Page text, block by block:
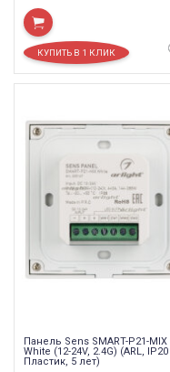
Панель Sens SMART-P21-MIX
White (12-24V, 2.4G) (ARL, IP20
Пластик, 5 лет)